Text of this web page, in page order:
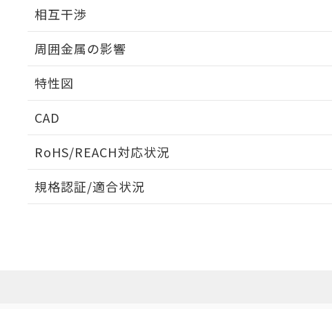
相互干渉
周囲金属の影響
特性図
CAD
RoHS/REACH対応状況
EU RoHS 注意事項・凡例
規格認証/適合状況